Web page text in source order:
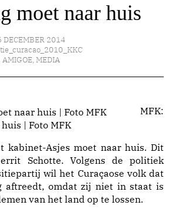
moet naar huis
DECEMBER 2014
AMIGOE, MEDIA
MFK:
| Foto MFK
kabinet-Asjes moet naar huis. Dit
Schotte. Volgens de politiek
wil het Curaçaose volk dat
aftreedt, omdat zij niet in staat is
van het land op te lossen.